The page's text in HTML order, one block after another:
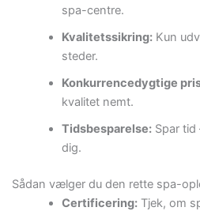
spa-centre.
Kvalitetssikring: Kun
steder.
Konkurrencedygtige
kvalitet nemt.
Tidsbesparelse: Spar
dig.
Sådan vælger du den rette spa-
Certificering: Tjek, om